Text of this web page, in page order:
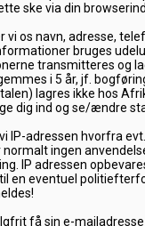
ske via din
vi os navn, adresse,
bruges
transmitteres og
i 5 år, jf.
lagres ikke hos
dig ind og se/ændre
IP-adressen hvorfra
ingen
IP adressen
en eventuel
få sin e-